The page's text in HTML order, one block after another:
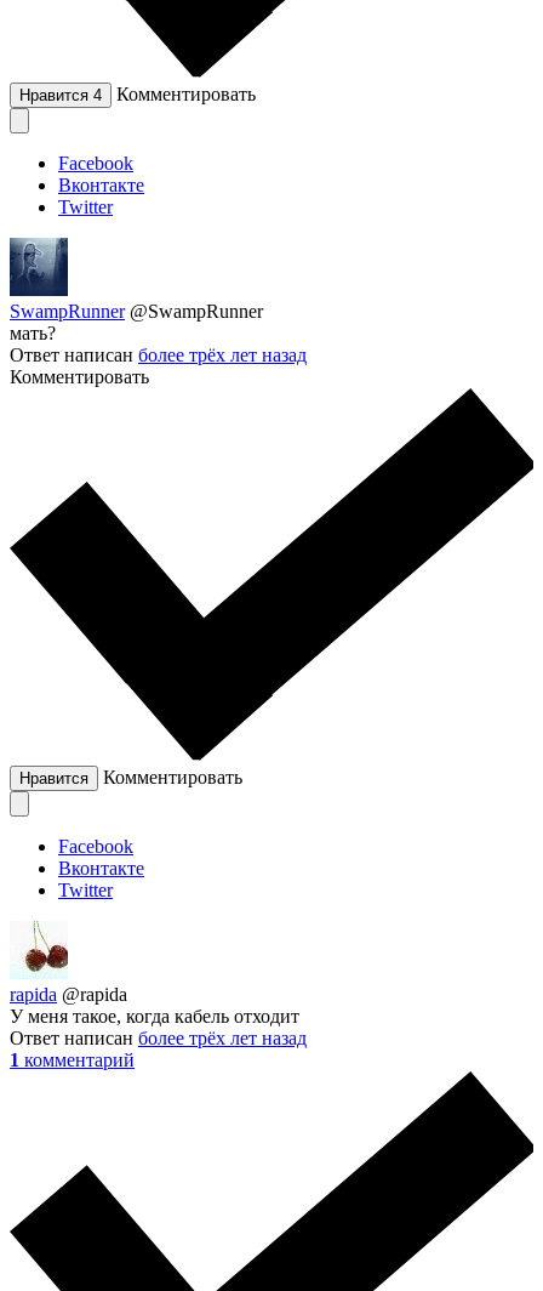
Нравится 4 Комментировать
Facebook
Вконтакте
Twitter
SwampRunner @SwampRunner
мать?
Ответ написан более трёх лет назад
Комментировать
Нравится Комментировать
Facebook
Вконтакте
Twitter
rapida @rapida
У меня такое, когда кабель отходит
Ответ написан более трёх лет назад
1 комментарий